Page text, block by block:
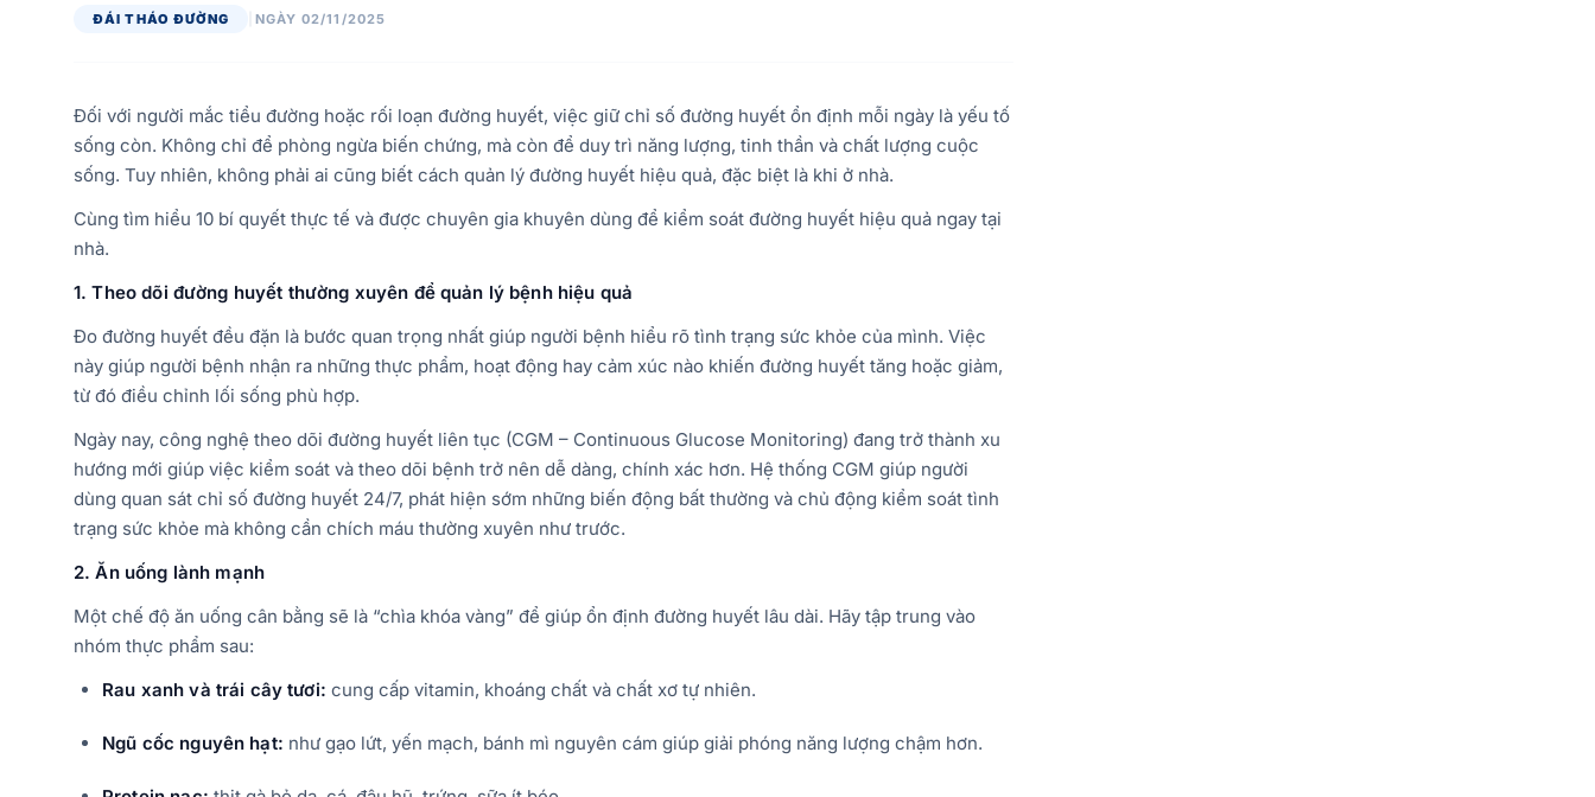
ĐÁI THÁO ĐƯỜNG NGÀY 02/11/2025
Đối với người mắc tiểu đường hoặc rối loạn đường huyết, việc giữ chỉ số đường huyết ổn định mỗi ngày là yếu tố
sống còn. Không chỉ để phòng ngừa biến chứng, mà còn để duy trì năng lượng, tinh thần và chất lượng cuộc
sống. Tuy nhiên, không phải ai cũng biết cách quản lý đường huyết hiệu quả, đặc biệt là khi ở nhà.
Cùng tìm hiểu 10 bí quyết thực tế và được chuyên gia khuyên dùng để kiểm soát đường huyết hiệu quả ngay tại
nhà.
1. Theo dõi đường huyết thường xuyên để quản lý bệnh hiệu quả
Đo đường huyết đều đặn là bước quan trọng nhất giúp người bệnh hiểu rõ tình trạng sức khỏe của mình. Việc
này giúp người bệnh nhận ra những thực phẩm, hoạt động hay cảm xúc nào khiến đường huyết tăng hoặc giảm,
từ đó điều chỉnh lối sống phù hợp.
Ngày nay, công nghệ theo dõi đường huyết liên tục (CGM – Continuous Glucose Monitoring) đang trở thành xu
hướng mới giúp việc kiểm soát và theo dõi bệnh trở nên dễ dàng, chính xác hơn. Hệ thống CGM giúp người
dùng quan sát chỉ số đường huyết 24/7, phát hiện sớm những biến động bất thường và chủ động kiểm soát tình
trạng sức khỏe mà không cần chích máu thường xuyên như trước.
2. Ăn uống lành mạnh
Một chế độ ăn uống cân bằng sẽ là “chìa khóa vàng” để giúp ổn định đường huyết lâu dài. Hãy tập trung vào
nhóm thực phẩm sau:
Rau xanh và trái cây tươi: cung cấp vitamin, khoáng chất và chất xơ tự nhiên.
Ngũ cốc nguyên hạt: như gạo lứt, yến mạch, bánh mì nguyên cám giúp giải phóng năng lượng chậm hơn.